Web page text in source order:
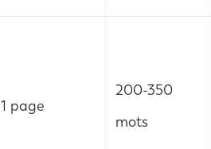
1 page
200-350
mots